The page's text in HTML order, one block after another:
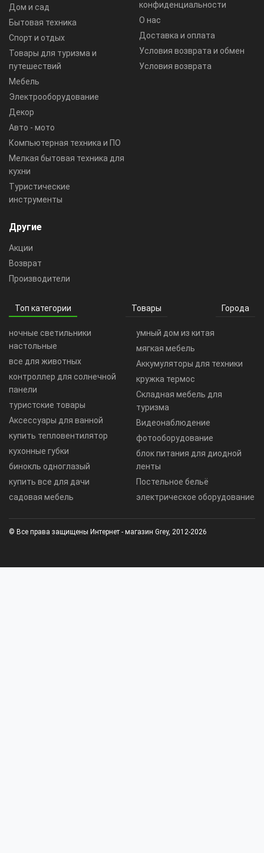
Дом и сад
Бытовая техника
Спорт и отдых
Товары для туризма и
путешествий
Мебель
Электрооборудование
Декор
Авто - мото
Компьютерная техника и ПО
Мелкая бытовая техника для
кухни
Туристические
инструменты
конфиденциальности
О нас
Доставка и оплата
Условия возврата и обмен
Условия возврата
Другие
Акции
Возврат
Производители
Топ категории Товары Города
ночные светильники
настольные
все для животных
контроллер для солнечной
панели
туристские товары
Аксессуары для ванной
купить тепловентилятор
кухонные губки
бинокль одноглазый
купить все для дачи
садовая мебель
умный дом из китая
мягкая мебель
Аккумуляторы для техники
кружка термос
Складная мебель для
туризма
Видеонаблюдение
фотооборудование
блок питания для диодной
ленты
Постельное бельё
электрическое оборудование
© Все права защищены Интернет - магазин Grey, 2012-2026